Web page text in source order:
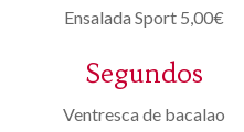
Ensalada Sport 5,00€
Segundos
Ventresca de bacalao